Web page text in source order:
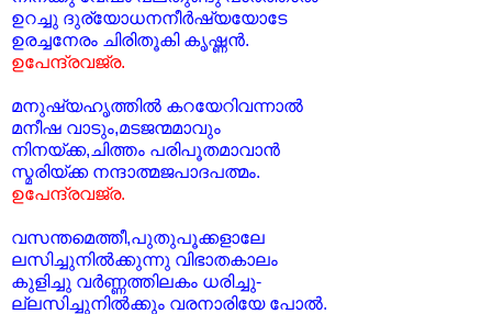
ഉറച്ചു ദുര്യോധനനീര്‍ഷ്യയോടേ
ഉരച്ചനേരം ചിരിതൂകി കൃഷ്ണന്‍.
ഉപേന്ദ്രവജ്ര.
മനുഷ്യഹൃത്തില്‍ കറയേറിവന്നാല്‍
മനീഷ വാടും,മടജന്മമാവും
നിനയ്ക്ക,ചിത്തം പരിപൂതമാവാന്‍
സ്മരിയ്ക്ക നന്ദാത്മജപാദപത്മം.
ഉപേന്ദ്രവജ്ര.
വസന്തമെത്തീ,പുതുപൂക്കളാലേ
ലസിച്ചുനില്‍ക്കുന്നു വിഭാതകാലം
കുളിച്ചു വര്‍ണ്ണത്തിലകം ധരിച്ചു-
ല്ലസിച്ചുനില്‍ക്കും വരനാരിയേ പോല്‍.